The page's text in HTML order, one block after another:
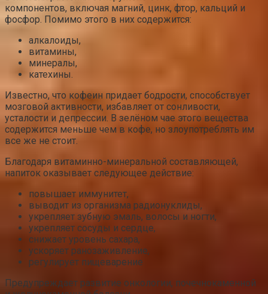
компонентов, включая магний, цинк, фтор, кальций и
фосфор. Помимо этого в них содержится:
алкалоиды,
витамины,
минералы,
катехины.
Известно, что кофеин придает бодрости, способствует
мозговой активности, избавляет от сонливости,
усталости и депрессии. В зелёном чае этого вещества
содержится меньше чем в кофе, но злоупотреблять им
все же не стоит.
Благодаря витаминно-минеральной составляющей,
напиток оказывает следующее действие:
повышает иммунитет,
выводит из организма радионуклиды,
укрепляет зубную эмаль, волосы и ногти,
укрепляет сосуды и сердце,
снижает уровень сахара,
ускоряет ранозаживление,
регулирует пищеварение
Предупреждает развитие онкологии, почечнокаменной